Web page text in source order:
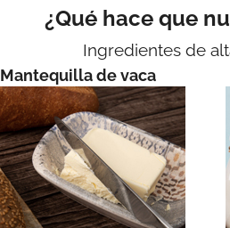
¿Qué hace que
Ingredientes de
Mantequilla de vaca